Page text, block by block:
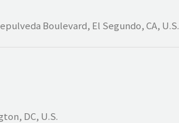
Boulevard, El Segundo, CA, U.S.
DC, U.S.